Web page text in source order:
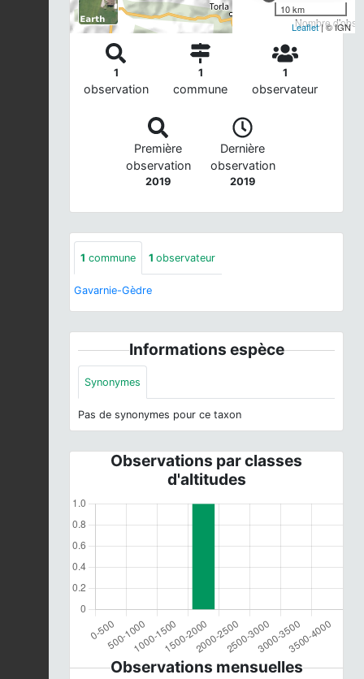
Nombre
10 km
Leaflet| © IGN
1
observation
1
commune
1
observateur
Première
observation
2019
Dernière
observation
2019
1 commune 1 observateur
Gavarnie-Gèdre
Informations espèce
Synonymes
Pas de synonymes pour ce taxon
Observations par classes
d'altitudes
Observations mensuelles